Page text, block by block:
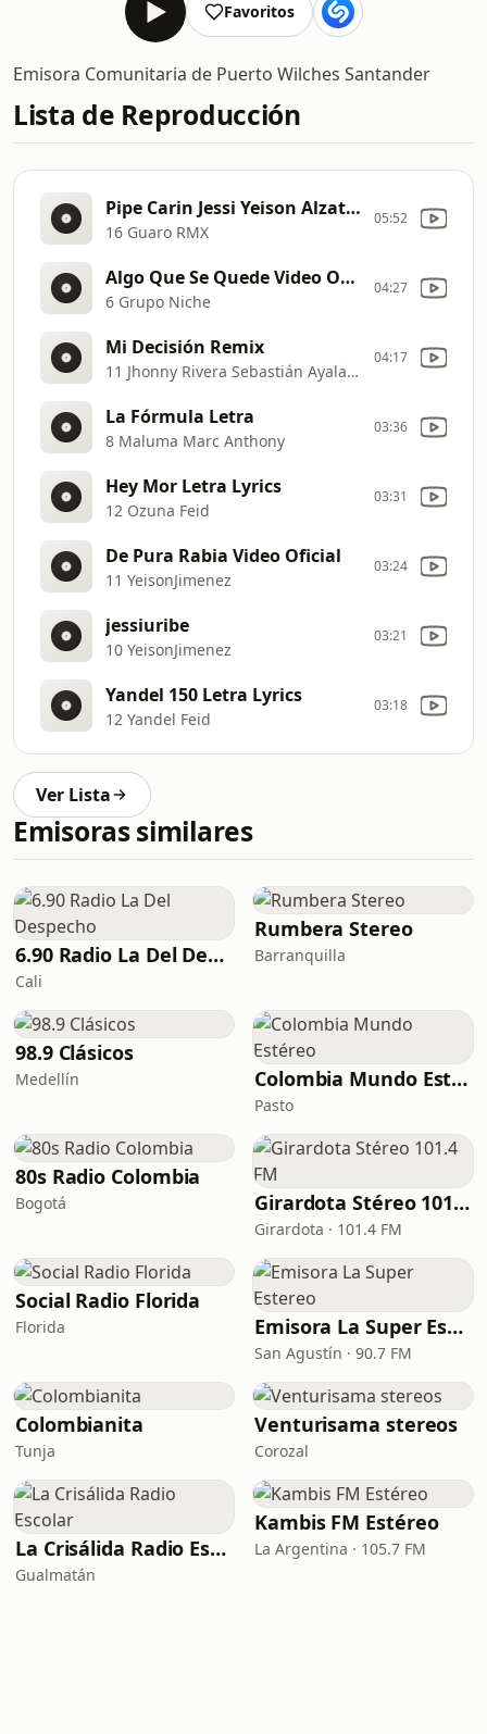
Favoritos
Emisora Comunitaria de Puerto Wilches Santander
Lista de Reproducción
Pipe Carin Jessi Yeison Alzate Darío Jhonny Jhon A Luis A Charrito
16 Guaro RMX
05:52
Algo Que Se Quede Video Oficial
6 Grupo Niche
04:27
Mi Decisión Remix
11 Jhonny Rivera Sebastián Ayala Andy Rivera
04:17
La Fórmula Letra
8 Maluma Marc Anthony
03:36
Hey Mor Letra Lyrics
12 Ozuna Feid
03:31
De Pura Rabia Video Oficial
11 YeisonJimenez
03:24
jessiuribe
10 YeisonJimenez
03:21
Yandel 150 Letra Lyrics
12 Yandel Feid
03:18
Ver Lista
Emisoras similares
6.90 Radio La Del Despecho
Cali
Rumbera Stereo
Barranquilla
98.9 Clásicos
Medellín Colombia Mundo Estéreo
Pasto
80s Radio Colombia
Bogotá Girardota Stéreo 101.4 FM
Girardota · 101.4 FM
Social Radio Florida
Florida Emisora La Super Estereo
San Agustín · 90.7 FM
Colombianita
Tunja
Venturisama stereos
Corozal
La Crisálida Radio Escolar
Gualmatán
Kambis FM Estéreo
La Argentina · 105.7 FM